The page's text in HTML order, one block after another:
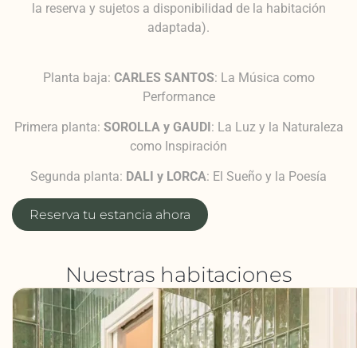
la reserva y sujetos a disponibilidad de la habitación
adaptada).
Planta baja: CARLES SANTOS: La Música como
Performance
Primera planta: SOROLLA y GAUDI: La Luz y la Naturaleza
como Inspiración
Segunda planta: DALI y LORCA: El Sueño y la Poesía
Reserva tu estancia ahora
Nuestras habitaciones